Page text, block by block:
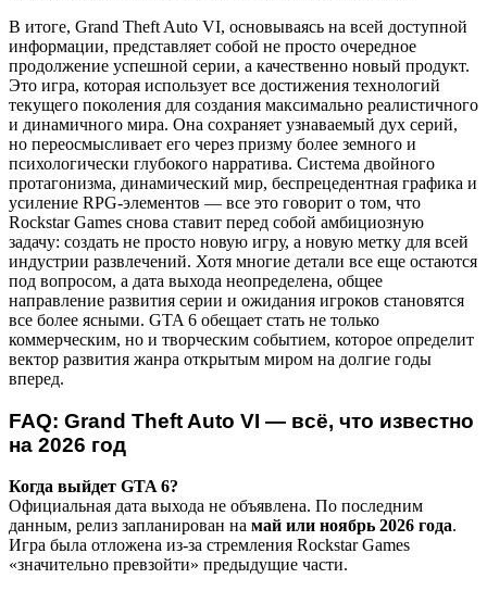
В итоге, Grand Theft Auto VI, основываясь на всей доступной
информации, представляет собой не просто очередное
продолжение успешной серии, а качественно новый продукт.
Это игра, которая использует все достижения технологий
текущего поколения для создания максимально реалистичного
и динамичного мира. Она сохраняет узнаваемый дух серий,
но переосмысливает его через призму более земного и
психологически глубокого нарратива. Система двойного
протагонизма, динамический мир, беспрецедентная графика и
усиление RPG-элементов — все это говорит о том, что
Rockstar Games снова ставит перед собой амбициозную
задачу: создать не просто новую игру, а новую метку для всей
индустрии развлечений. Хотя многие детали все еще остаются
под вопросом, а дата выхода неопределена, общее
направление развития серии и ожидания игроков становятся
все более ясными. GTA 6 обещает стать не только
коммерческим, но и творческим событием, которое определит
вектор развития жанра открытым миром на долгие годы
вперед.
FAQ: Grand Theft Auto VI — всё, что известно
на 2026 год
Когда выйдет GTA 6?
Официальная дата выхода не объявлена. По последним
данным, релиз запланирован на май или ноябрь 2026 года.
Игра была отложена из-за стремления Rockstar Games
«значительно превзойти» предыдущие части.